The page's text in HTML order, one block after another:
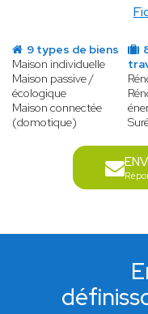
9 types de biens
Maison individuelle
Maison passive /
écologique
Maison connectée
(domotique)